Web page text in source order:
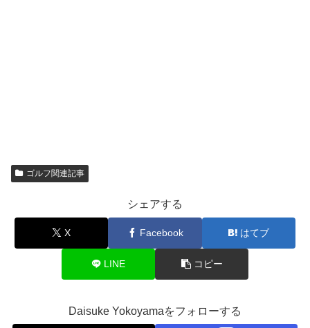
ゴルフ関連記事
シェアする
X Facebook はてブ
LINE コピー
Daisuke Yokoyamaをフォローする